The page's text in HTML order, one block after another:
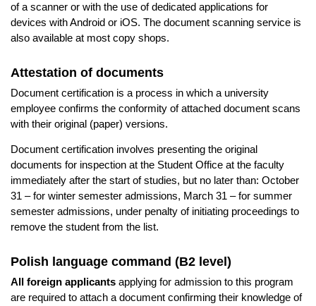
of a scanner or with the use of dedicated applications for
devices with Android or iOS. The document scanning service is
also available at most copy shops.
Attestation of documents
Document certification is a process in which a university
employee confirms the conformity of attached document scans
with their original (paper) versions.
Document certification involves presenting the original
documents for inspection at the Student Office at the faculty
immediately after the start of studies, but no later than: October
31 – for winter semester admissions, March 31 – for summer
semester admissions, under penalty of initiating proceedings to
remove the student from the list.
Polish language command (B2 level)
All foreign applicants applying for admission to this program
are required to attach a document confirming their knowledge of